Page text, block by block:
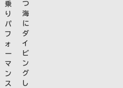
乗
り
パ
フ
ォ
ー
マ
ン
ス
つ
海
に
ダ
イ
ビ
ン
グ
し